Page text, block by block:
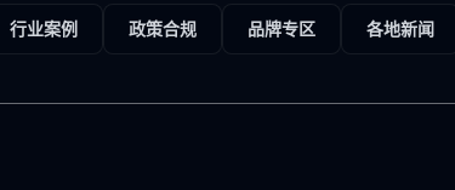
行业案例 政策合规 品牌专区 各地新闻